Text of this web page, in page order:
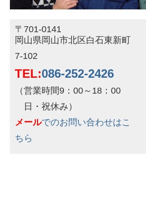
〒701-0141
岡山県岡山市北区白石東新町
7-102
TEL:086-252-2426
（営業時間9：00～18：00
日・祝休み）
メールでのお問い合わせはこ
ちら